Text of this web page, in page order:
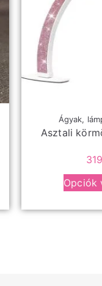
Ágyak,
Asztali
Opciók